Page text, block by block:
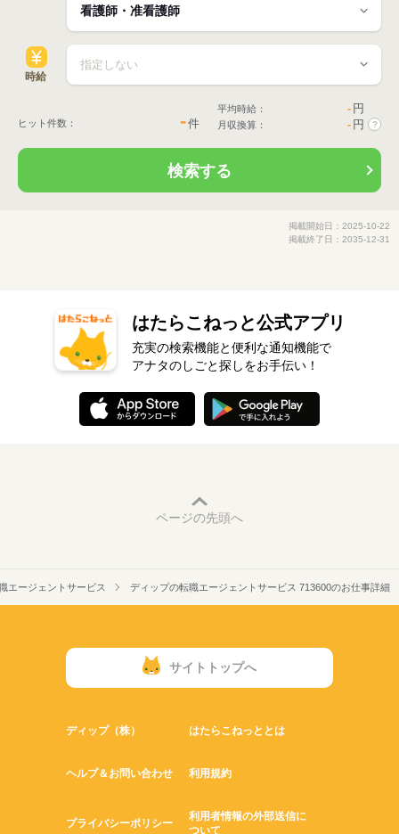
時給
ヒット件数： -件
平均時給： - 円
月収換算： - 円 ?
検索する
掲載開始日：2025-10-22
掲載終了日：2035-12-31
はたらこねっと公式アプリ
充実の検索機能と便利な通知機能で
アナタのしごと探しをお手伝い！
ページの先頭へ
エージェントサービス ディップの転職エージェントサービス 713600のお仕事詳細
サイトトップへ
ディップ（株） はたらこねっととは
ヘルプ＆お問い合わせ 利用規約
プライバシーポリシー
利用者情報の外部送信に
ついて